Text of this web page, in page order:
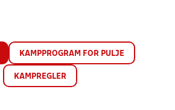
KAMPPROGRAM FOR PULJE
KAMPREGLER